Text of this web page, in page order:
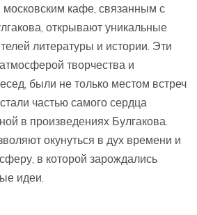
кафе, связанным с
открывают уникальные
литературы и истории. Эти
творчества и
были не только местом встреч
частью самого сердца
в произведениях Булгакова.
окунуться в дух времени и
в которой зарождались
идеи.